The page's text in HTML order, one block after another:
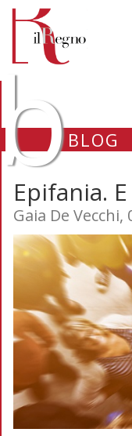
BLOG
Epifania.
Gaia De Vecchi,